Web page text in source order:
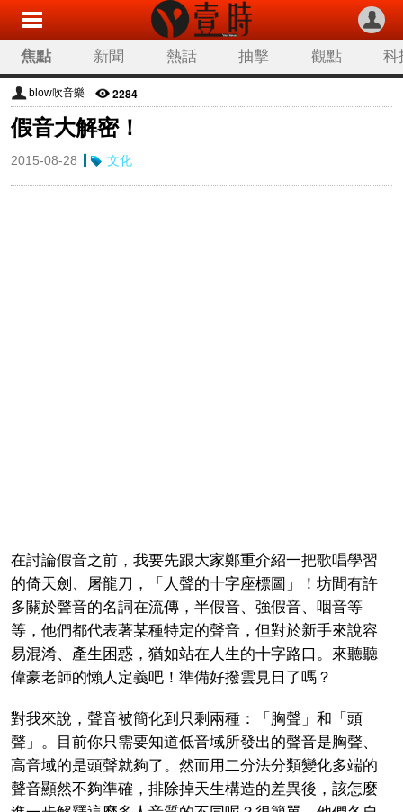
焦點 新聞 熱話 抽擊 觀點 科
blow吹音樂 2284
假音大解密！
2015-08-28 文化
在討論假音之前，我要先跟大家鄭重介紹一把歌唱學習
的倚天劍、屠龍刀，「人聲的十字座標圖」！坊間有許
多關於聲音的名詞在流傳，半假音、強假音、咽音等
等，他們都代表著某種特定的聲音，但對於新手來說容
易混淆、產生困惑，猶如站在人生的十字路口。來聽聽
偉豪老師的懶人定義吧！準備好撥雲見日了嗎？
對我來說，聲音被簡化到只剩兩種： 「胸聲」 和
「頭
聲」 。目前你只需要知道低音域所發出的聲音是胸聲、
高音域的是頭聲就夠了。然而用二分法分類變化多端的
聲音顯然不夠準確，排除掉天生構造的差異後，該怎麼